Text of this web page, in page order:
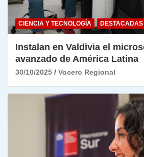
CIENCIA Y TECNOLOGÍA DESTACADAS
Instalan en Valdivia el
avanzado de América Latina
30/10/2025 Vocero Regional